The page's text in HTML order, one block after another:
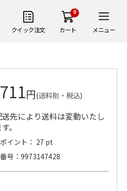
クイック注文
0
カート メニュー
円(送料別・税込)
先により送料は変動いたし
。
イント： 27 pt
号
9973147428